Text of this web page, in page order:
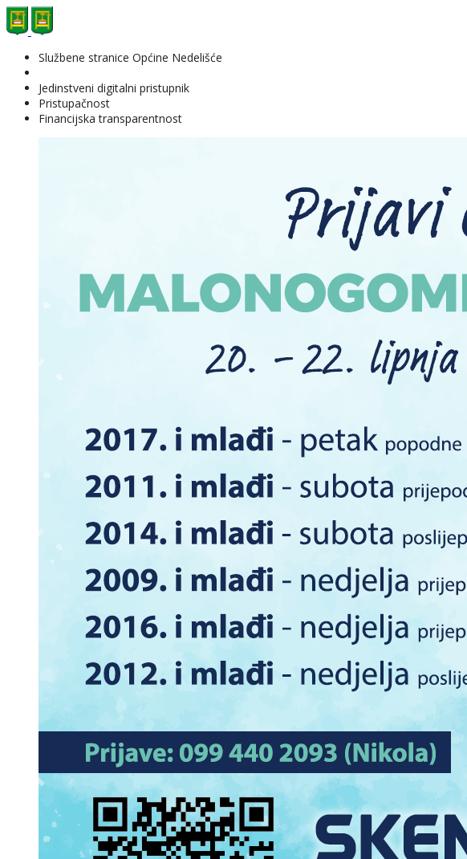
Službene stranice Općine Nedelišće
Jedinstveni digitalni pristupnik
Pristupačnost
Financijska transparentnost